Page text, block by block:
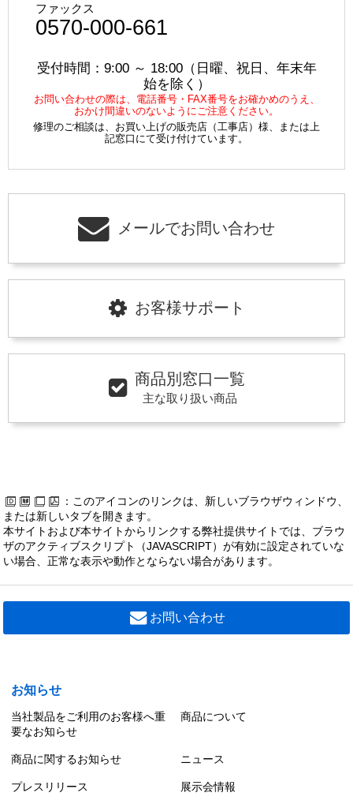
ファックス
0570-000-661
受付時間：9:00 ～ 18:00（日曜、祝日、年末年
始を除く）
お問い合わせの際は、電話番号・FAX番号をお確かめのうえ、
おかけ間違いのないようにご注意ください。
修理のご相談は、お買い上げの販売店（工事店）様、または上
記窓口にて受け付けています。
メールでお問い合わせ
お客様サポート
商品別窓口一覧
主な取り扱い商品
：このアイコンのリンクは、新しいブラウザウィンドウ、
または新しいタブを開きます。
本サイトおよび本サイトからリンクする弊社提供サイトでは、ブラウ
ザのアクティブスクリプト（JAVASCRIPT）が有効に設定されていな
い場合、正常な表示や動作とならない場合があります。
お問い合わせ
お知らせ
当社製品をご利用のお客様へ重
要なお知らせ
商品について
商品に関するお知らせ ニュース
プレスリリース 展示会情報